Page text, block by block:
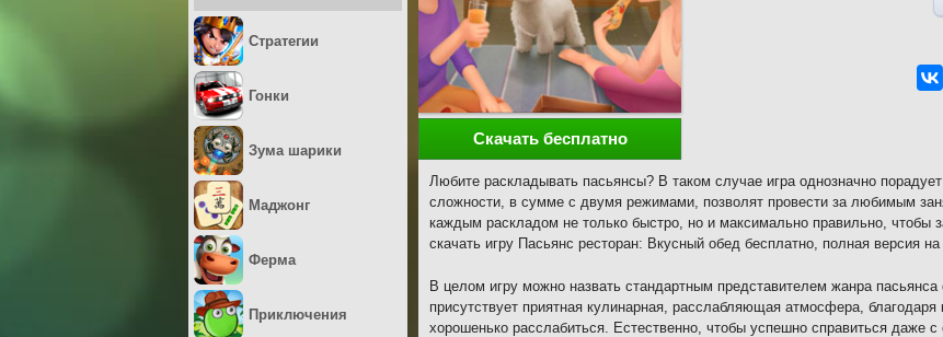
Скачать бесплатно
Любите раскладывать пасьянсы? В таком случае игра однозначно
сложности, в сумме с двумя режимами, позволят провести за любимым
каждым раскладом не только быстро, но и максимально правильно, чтобы
скачать игру Пасьянс ресторан: Вкусный обед бесплатно, полная версия
В целом игру можно назвать стандартным представителем жанра
присутствует приятная кулинарная, расслабляющая атмосфера,
хорошенько расслабиться. Естественно, чтобы успешно справиться
Стратегии
Гонки
Зума шарики
Маджонг
Ферма
Приключения